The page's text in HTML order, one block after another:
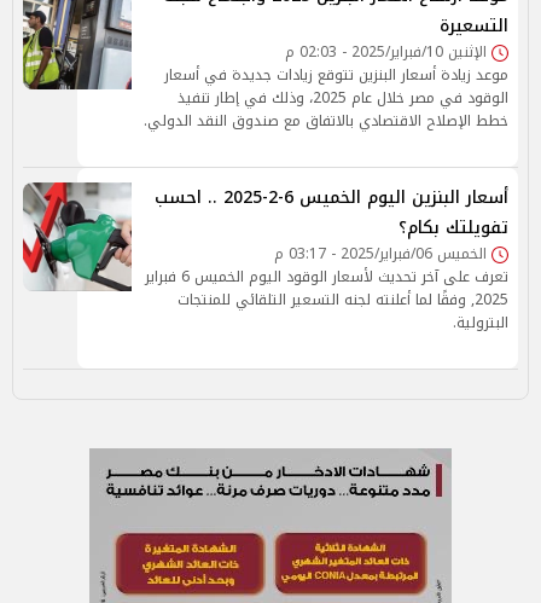
التسعيرة
الإثنين 10/فبراير/2025 - 02:03 م
موعد زيادة أسعار البنزين تتوقع زيادات جديدة في أسعار
الوقود في مصر خلال عام 2025، وذلك في إطار تنفيذ
خطط الإصلاح الاقتصادي بالاتفاق مع صندوق النقد الدولي.
أسعار البنزين اليوم الخميس 6-2-2025 .. احسب
تفويلتك بكام؟
الخميس 06/فبراير/2025 - 03:17 م
تعرف على آخر تحديث لأسعار الوقود اليوم الخميس 6 فبراير
2025, وفقًا لما أعلنته لجنه التسعير التلقائي للمنتجات
البترولية.